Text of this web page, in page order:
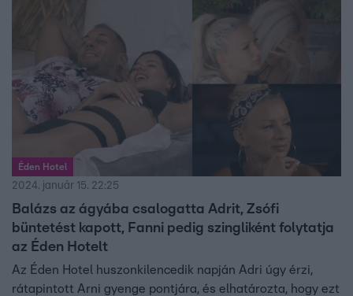
Éden Hotel
2024. január 15. 22:25
Balázs az ágyába csalogatta Adrit, Zsófi
büntetést kapott, Fanni pedig szingliként folytatja
az Éden Hotelt
Az Éden Hotel huszonkilencedik napján Adri úgy érzi,
rátapintott Arni gyenge pontjára, és elhatározta, hogy ezt